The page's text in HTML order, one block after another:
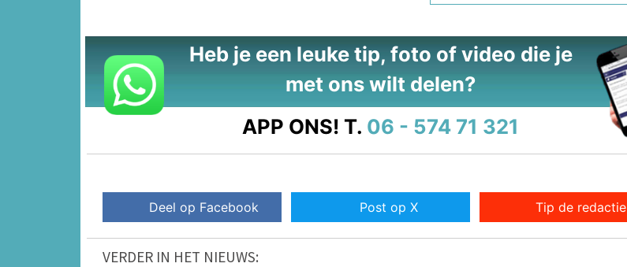
Heb je een leuke tip, foto of video die je
met ons wilt delen?
APP ONS! T. 06 - 574 71 321
Deel op Facebook Post op X Tip de redactie
VERDER IN HET NIEUWS: